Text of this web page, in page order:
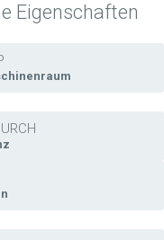
Eigenschaften